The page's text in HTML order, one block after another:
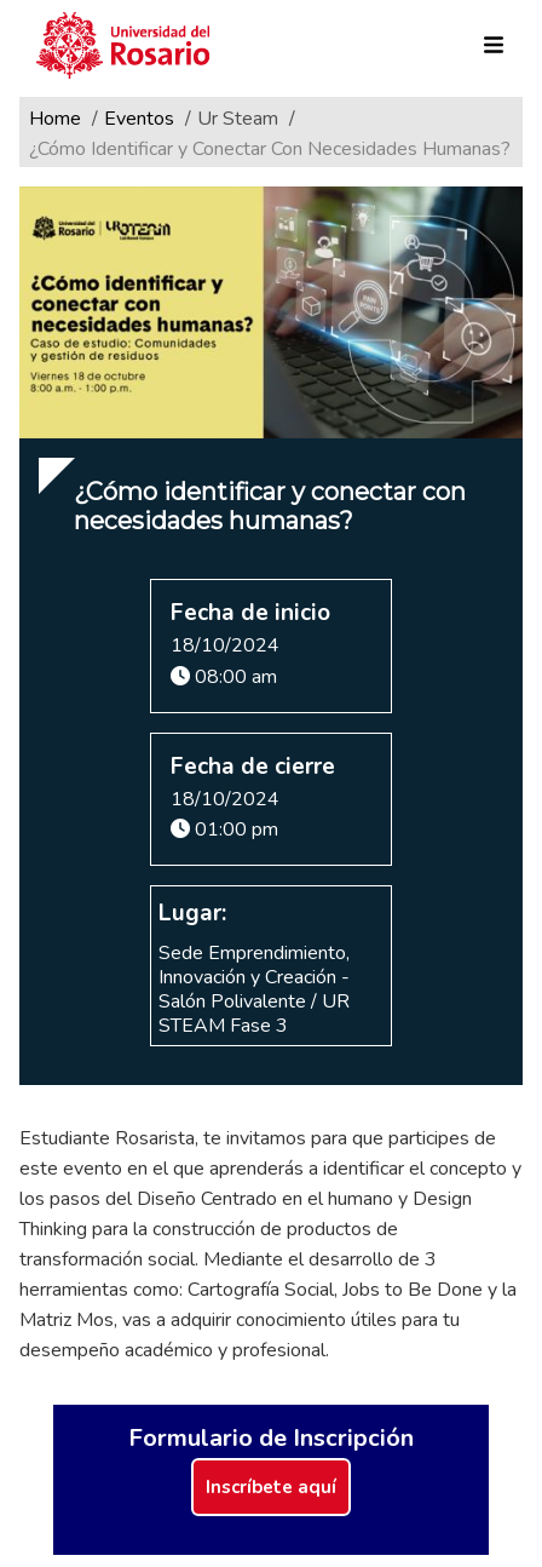
Pasar al contenido principal
Formulario de Inscripción
Inscríbete aquí
Ruta de navegación
Home Eventos
Ur Steam
¿Cómo Identificar y Conectar Con Necesidades Humanas?
¿Cómo identificar y conectar con
necesidades humanas?
Fecha de inicio
18/10/2024
08:00 am
Fecha de cierre
18/10/2024
01:00 pm
Lugar:
Sede Emprendimiento,
Innovación y Creación -
Salón Polivalente / UR
STEAM Fase 3
Estudiante Rosarista, te invitamos para que participes de
este evento en el que aprenderás a identificar el concepto y
los pasos del Diseño Centrado en el humano y Design
Thinking para la construcción de productos de
transformación social. Mediante el desarrollo de 3
herramientas como: Cartografía Social, Jobs to Be Done y la
Matriz Mos, vas a adquirir conocimiento útiles para tu
desempeño académico y profesional.